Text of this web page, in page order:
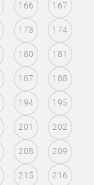
166 167
173 174
180 181
187 188
194 195
201 202
208 209
215 216